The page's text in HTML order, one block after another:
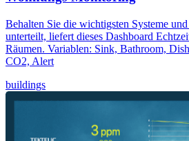
Behalten Sie die wichtigsten Systeme
unterteilt, liefert dieses Dashboard
Räumen. Variablen: Sink, Bathroom,
CO2, Alert
buildings